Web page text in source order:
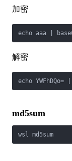
加密
echo aaa |
解密
echo
md5sum
wsl md5sum